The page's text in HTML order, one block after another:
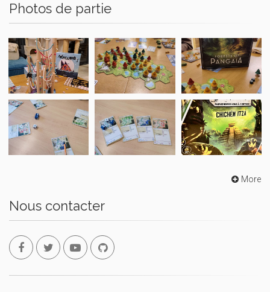
Photos de partie
More
Nous contacter